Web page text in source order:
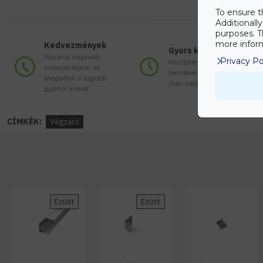
Kedvezmények
Vásárolj nagyobb
mennyiségben és
megadjuk a legjobb
gyártói árakat.
Gyors kiszállítás
Készleten lévő
termékeinket akár 24
órán belül megkaphatod!
CÍMKÉK: Végzáró
Ezüst Ezüst
To ensure
purposes.
more
Privacy